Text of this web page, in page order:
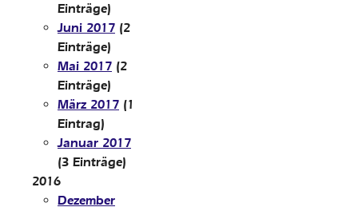
Einträge)
Juni 2017 (2
Einträge)
Mai 2017 (2
Einträge)
März 2017 (1
Eintrag)
Januar 2017
(3 Einträge)
2016
Dezember